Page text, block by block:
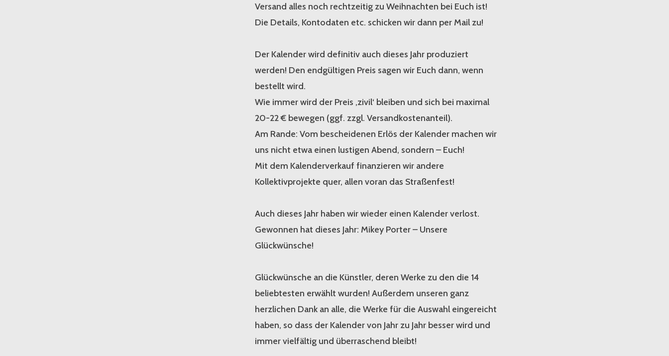
Versand alles noch rechtzeitig zu Weihnachten bei Euch ist!
Die Details, Kontodaten etc. schicken wir dann per Mail zu!
Der Kalender wird definitiv auch dieses Jahr produziert
werden! Den endgültigen Preis sagen wir Euch dann, wenn
bestellt wird.
Wie immer wird der Preis ‚zivil‘ bleiben und sich bei maximal
20-22 € bewegen (ggf. zzgl. Versandkostenanteil).
Am Rande: Vom bescheidenen Erlös der Kalender machen wir
uns nicht etwa einen lustigen Abend, sondern – Euch!
Mit dem Kalenderverkauf finanzieren wir andere
Kollektivprojekte quer, allen voran das Straßenfest!
Auch dieses Jahr haben wir wieder einen Kalender verlost.
Gewonnen hat dieses Jahr: Mikey Porter – Unsere
Glückwünsche!
Glückwünsche an die Künstler, deren Werke zu den die 14
beliebtesten erwählt wurden! Außerdem unseren ganz
herzlichen Dank an alle, die Werke für die Auswahl eingereicht
haben, so dass der Kalender von Jahr zu Jahr besser wird und
immer vielfältig und überraschend bleibt!